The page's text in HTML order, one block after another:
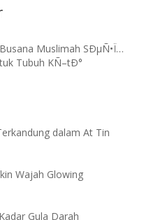
Muslimah SÐµÑ•Ï…
Tubuh KÑ–tÐ°
dalam At Tin
Wajah Glowing
Gula Darah